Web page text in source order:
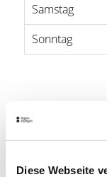
Diese Webseite
Samstag
Sonntag
70329 Stuttgart